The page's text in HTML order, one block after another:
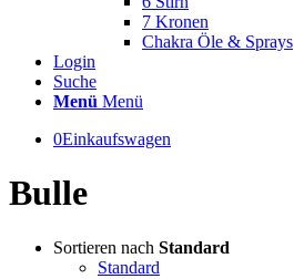
7 Kronen
Chakra Öle & Sprays
Login
Suche
Menü Menü
0Einkaufswagen
Bulle
Sortieren nach Standard
Standard